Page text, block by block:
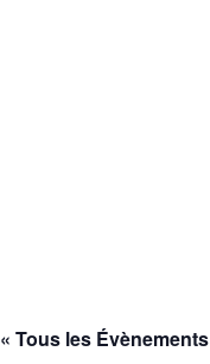
« Tous les Évènements